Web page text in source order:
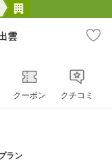
雲
クーポン クチコミ
ラン